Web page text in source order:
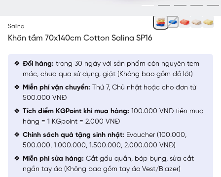
Salina
Khăn tắm 70x140cm Cotton Salina SP16
Đổi hàng: trong 30 ngày với sản phẩm còn nguyên tem
mác, chưa qua sử dụng, giặt (Không bao gồm đồ lót)
Miễn phí vận chuyển: Thứ 7, Chủ nhật hoặc cho đơn từ
500.000 VNĐ
Tích điểm KGPoint khi mua hàng: 100.000 VNĐ tiền mua
hàng = 1 KGpoint = 2.000 VNĐ
Chính sách quà tặng sinh nhật: Evoucher (100.000,
500.000, 1.000.000, 1.500.000, 2.000.000 VNĐ)
Miễn phí sửa hàng: Cắt gấu quần, bóp bụng, sửa cắt
ngắn tay áo (Không bao gồm tay áo Vest/Blazer)